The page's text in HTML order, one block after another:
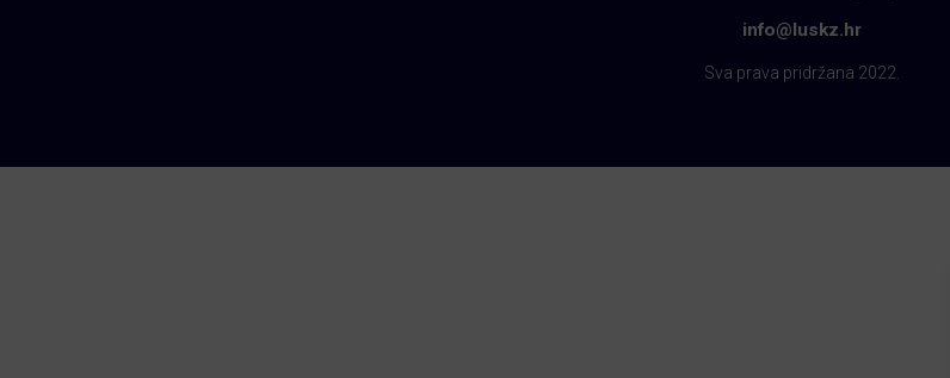
info@luskz.hr
Sva prava pridržana 2022.